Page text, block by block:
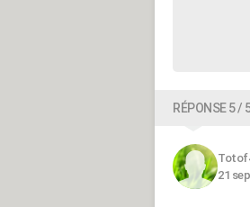
RÉPONSE 5 /
21